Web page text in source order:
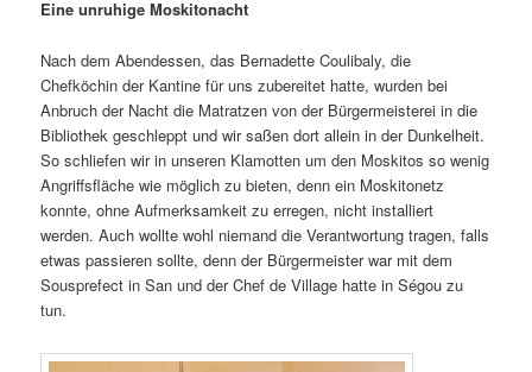
Eine unruhige Moskitonacht
Nach dem Abendessen, das Bernadette Coulibaly, die
Chefköchin der Kantine für uns zubereitet hatte, wurden bei
Anbruch der Nacht die Matratzen von der Bürgermeisterei in die
Bibliothek geschleppt und wir saßen dort allein in der Dunkelheit.
So schliefen wir in unseren Klamotten um den Moskitos so wenig
Angriffsfläche wie möglich zu bieten, denn ein Moskitonetz
konnte, ohne Aufmerksamkeit zu erregen, nicht installiert
werden. Auch wollte wohl niemand die Verantwortung tragen, falls
etwas passieren sollte, denn der Bürgermeister war mit dem
Sousprefect in San und der Chef de Village hatte in Ségou zu
tun.